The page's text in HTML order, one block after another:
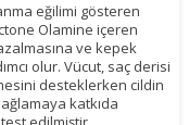
eğilimi gösteren
Olamine içeren
ve kepek
olur. Vücut, saç derisi
desteklerken cildin
katkıda